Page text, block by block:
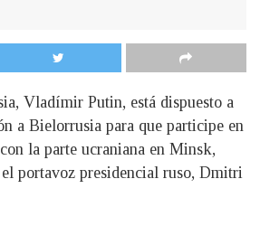
Vladímir Putin, está dispuesto a
a Bielorrusia para que participe en
la parte ucraniana en Minsk,
portavoz presidencial ruso, Dmitri